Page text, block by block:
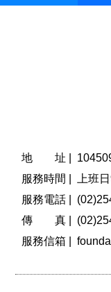
地 址 |
服務時間 |
上班
服務電話 |
傳 真 |
服務信箱 |